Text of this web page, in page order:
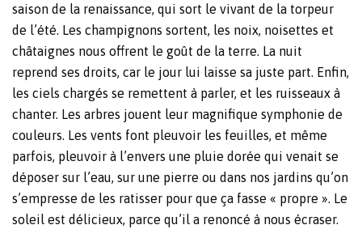
saison de la renaissance, qui sort le vivant de la torpeur
de l’été. Les champignons sortent, les noix, noisettes et
châtaignes nous offrent le goût de la terre. La nuit
reprend ses droits, car le jour lui laisse sa juste part. Enfin,
les ciels chargés se remettent à parler, et les ruisseaux à
chanter. Les arbres jouent leur magnifique symphonie de
couleurs. Les vents font pleuvoir les feuilles, et même
parfois, pleuvoir à l’envers une pluie dorée qui venait se
déposer sur l’eau, sur une pierre ou dans nos jardins qu’on
s’empresse de les ratisser pour que ça fasse « propre ». Le
soleil est délicieux, parce qu’il a renoncé à nous écraser.